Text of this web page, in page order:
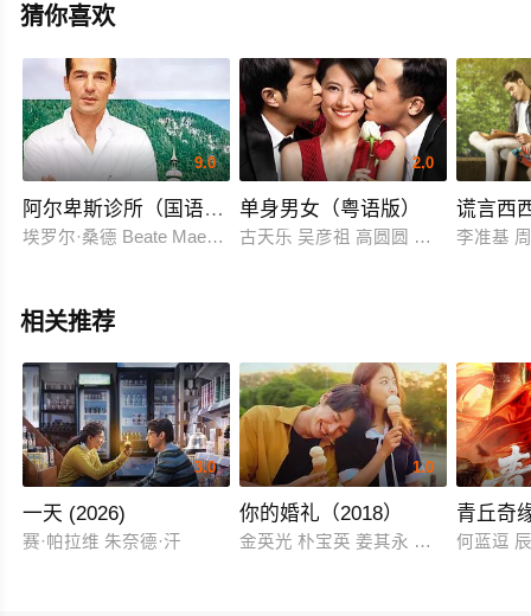
猜你喜欢
9.0
阿尔卑斯诊所（国语版）
埃罗尔·桑德 Beate Maes Saskia Valenda
2.0
单身男女（粤语版）
古天乐 吴彦祖 高圆圆 林雪 尹子维
谎言西
李准基
相关推荐
3.0
一天 (2026)
赛·帕拉维 朱奈德·汗
1.0
你的婚礼（2018）
金英光 朴宝英 姜其永 高圭弼 张成范
青丘奇
何蓝逗